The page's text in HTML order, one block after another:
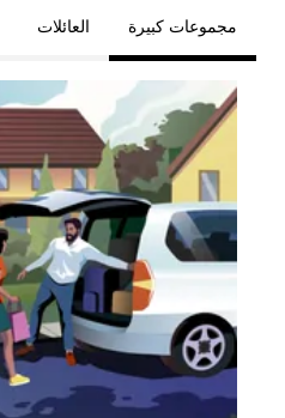
مجموعات كبيرة العائلات